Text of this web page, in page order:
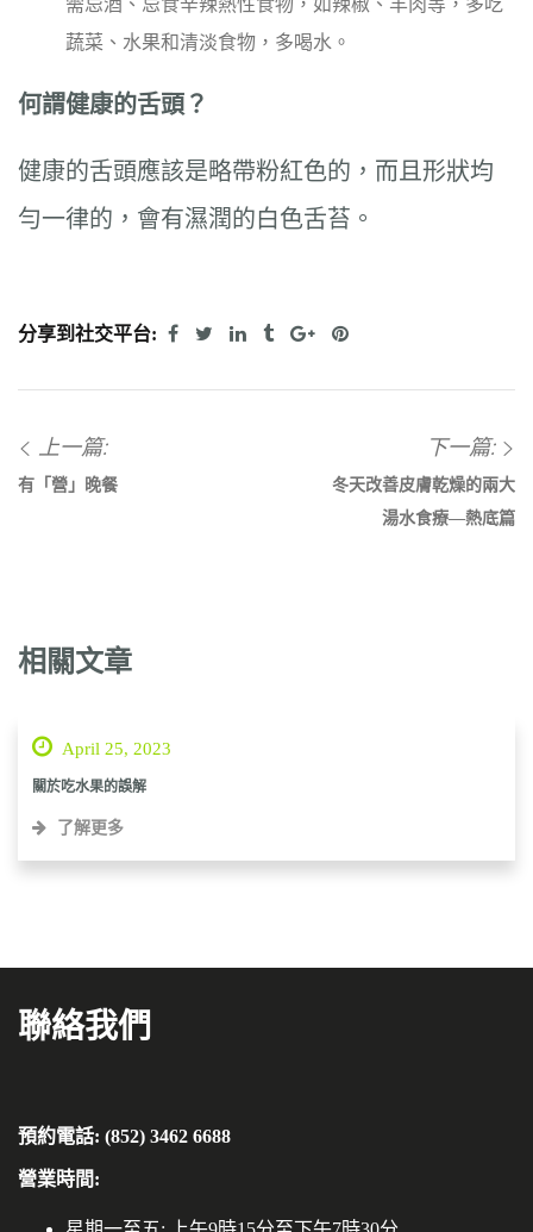
需忌酒、忌食辛辣熱性食物，如辣椒、羊肉等，多吃
蔬菜、水果和清淡食物，多喝水。
何謂健康的舌頭？
健康的舌頭應該是略帶粉紅色的，而且形狀均
勻一律的，會有濕潤的白色舌苔。
分享到社交平台:
上一篇:
有「營」晚餐
下一篇:
冬天改善皮膚乾燥的兩大
湯水食療—熱底篇
相關文章
April 25, 2023
關於吃水果的誤解
了解更多
聯絡我們
預約電話: (852) 3462 6688
營業時間: